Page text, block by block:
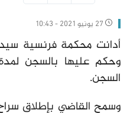
أدانت محكمة فرنسية
وحكم عليها بالسجن
السجن.